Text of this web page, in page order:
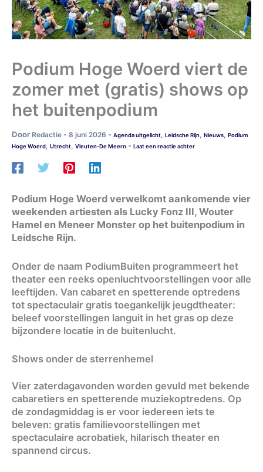
Podium Hoge Woerd viert de
zomer met (gratis) shows op
het buitenpodium
Door Redactie - 8 juni 2026 - Agenda uitgelicht, Leidsche Rijn, Nieuws, Podium
Hoge Woerd, Utrecht, Vleuten-De Meern - Laat een reactie achter
Podium Hoge Woerd verwelkomt aankomende vier
weekenden artiesten als Lucky Fonz III, Wouter
Hamel en Meneer Monster op het buitenpodium in
Leidsche Rijn.
Onder de naam PodiumBuiten programmeert het
theater een reeks openluchtvoorstellingen voor alle
leeftijden. Van cabaret en spetterende optredens
tot spectaculair gratis toegankelijk jeugdtheater:
beleef voorstellingen languit in het gras op deze
bijzondere locatie in de buitenlucht.
Shows onder de sterrenhemel
Vier zaterdagavonden worden gevuld met bekende
cabaretiers en spetterende muziekoptredens. Op
de zondagmiddag is er voor iedereen iets te
beleven: gratis familievoorstellingen met
spectaculaire acrobatiek, hilarisch theater en
spannend circus.